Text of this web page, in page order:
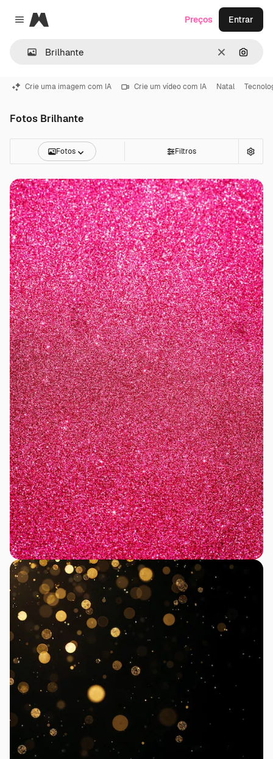
Close menu
Magnific
Limpar
Preços Entrar
Crie uma imagem com IA Crie um vídeo com IA Natal
Fotos Brilhante
Fotos Filtros